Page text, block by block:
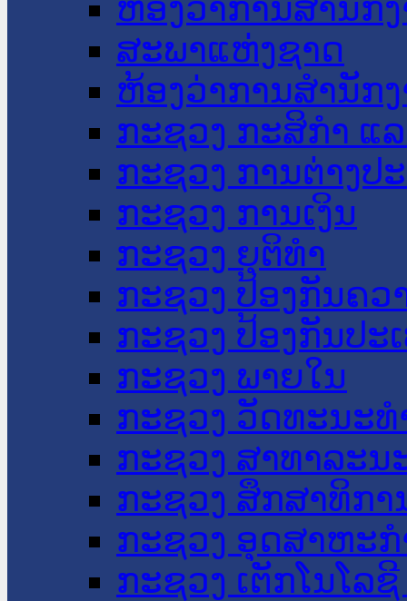
ຫ້ອງວ່າການສໍານັກ
ສະພາແຫ່ງຊາດ
ຫ້ອງວ່າການສຳນັກ
ກະຊວງ ກະສິກຳ ແ
ກະຊວງ ການຕ່າງປ
ກະຊວງ ການເງິນ
ກະຊວງ ຍຸຕິທໍາ
ກະຊວງ ປ້ອງກັນຄວ
ກະຊວງ ປ້ອງກັນປະ
ກະຊວງ ພາຍໃນ
ກະຊວງ ວັດທະນະ
ກະຊວງ ສາທາລະນ
ກະຊວງ ສຶກສາທິກາ
ກະຊວງ ອຸດສາຫະ
ກະຊວງ ເຕັກໂນໂລ